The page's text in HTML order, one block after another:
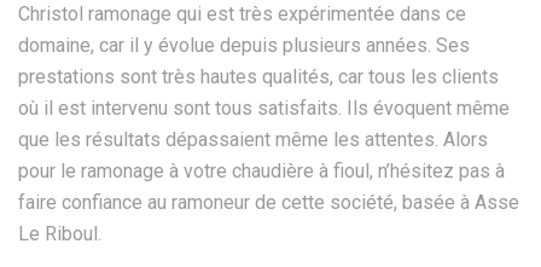
Christol ramonage qui est très expérimentée dans ce
domaine, car il y évolue depuis plusieurs années. Ses
prestations sont très hautes qualités, car tous les clients
où il est intervenu sont tous satisfaits. Ils évoquent même
que les résultats dépassaient même les attentes. Alors
pour le ramonage à votre chaudière à fioul, n’hésitez pas à
faire confiance au ramoneur de cette société, basée à Asse
Le Riboul.